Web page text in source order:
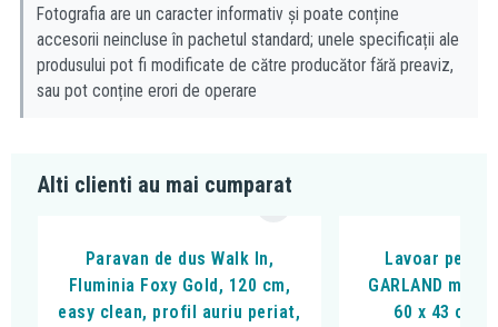
conține erori de operare.
Fotografia are un caracter informativ și poate conține
accesorii neincluse în pachetul standard; unele specificații ale
produsului pot fi modificate de către producător fără preaviz,
sau pot conține erori de operare
Alti clienti au mai cumparat
Paravan de dus Walk In,
Fluminia Foxy Gold, 120 cm,
easy clean, profil auriu periat,
Lavoar pe
GARLAND
60 x 43 cm,